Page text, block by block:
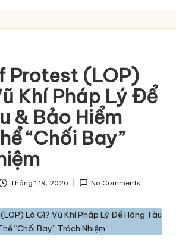
Protest (LOP)
Khí Pháp Lý Để
& Bảo Hiểm
“Chối Bay”
Tháng 1 19, 2026 No Comments